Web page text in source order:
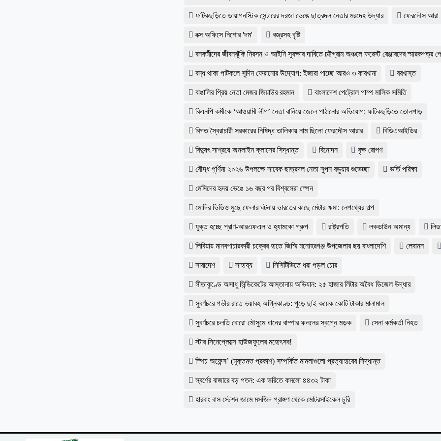
ফটিকছড়িতে ডায়াগনস্টিক সেন্টারের দরজা ভেঙে ছাত্রদল নেতার মরদেহ উদ্ধার ফেরদৌস আরা
বক্স অফিসে নিশোর 'দম' বজ্রসহ বৃষ্টি
বনকর্মীদের জীবনঝুঁকি নিরসন ও আইনি সুরক্ষার দাবিতে চট্টগ্রাম অঞ্চলে ফরেস্ট রেঞ্জারদের স্মারকপত্র
বন্ধ থাকা পাটকলে সুদিন ফেরানোর উদ্যোগ: ইজারা পাচ্ছে আরও ৩ কারখানা বরখাস্ত
বাঙালির প্রিয় নেতা মেজর জিয়াউর রহমান বাংলাদেশ পেট্রোল পাম্প মালিক সমিতি
বিএনপি কর্মীকে ‘আওয়ামী লীগ’ নেতা বানিয়ে জেলে পাঠানোর অভিযোগ: ফটিকছড়িতে তোলপাড়
বিগত স্বৈরাচারী সরকারের নিষিদ্ধ তালিকায় নাম ছিলো ফেরদৌস আরার বিডিএআইডির
বিদ্যুৎ সাশ্রয়ে অনলাইন ক্লাসের সিদ্ধান্ত বিনোদন বৃক্ষ রোপণ
বৌদ্ধ পূর্ণিমা ২০২৬ উপলক্ষে সাবেক ছাত্রদল নেতা সুপন বড়ুয়ার শুভেচ্ছা ভর্তি পরিক্ষা
মেসিদের হৃদয় ভেঙে ১৬ বছর পর বিশ্বসেরা স্পেন
মোদির ভিডিও মুছে ফেলার ঘটনায় ভারতের কাছে মেটার ক্ষমা: নেপথ্যের গল্প
যুক্ত হচ্ছে প্রাণ-আরএফএল ও হ্যামকো গ্রুপ রাষ্ট্রপতি লকডাউন অমান্য
লিবিয়ায় মানবপাচারকারী চক্রের হাতে জিম্মি মনোহরগঞ্জ উপজেলার ছয় বাংলাদেশি লেবানন
সারাদেশ সাহায্য সিসিটিভিতে ধরা পড়ল চোর
​সীতাকুণ্ডে অসাধু সিন্ডিকেটের আস্তানায় অভিযান: ২৫ হাজার লিটার অবৈধ ডিজেল উদ্ধার
সুবর্ণচরে গভীর রাতে ভয়াবহ অগ্নিকাণ্ড: পুড়ে ছাই কয়েক কোটি টাকার মালামাল
সুবর্ণচরে চলতি বোরো মৌসুমে ধানের বাম্পার ফলনের স্বপ্নে মড়ক সেনা কর্মকর্তা নিহত
স্টার সিনেপ্লেক্সে হাউজফুলের মহোৎসব!
স্পিচ অফেন্স’ (মুক্তমত প্রকাশ) সম্পর্কিত মামলাগুলো প্রত্যাহারের সিদ্ধান্ত
স্বর্ণের বাজারে বড় পতন: এক ভরিতে কমলো ৪৪৩২ টাকা
​হারবাং বাস স্টেশন জামে মসজিদ প্রাঙ্গণ থেকে মোটরসাইকেল চুরি